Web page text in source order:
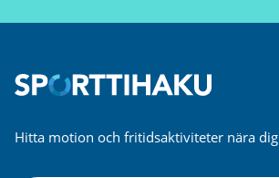
Hitta motion och fritidsaktiviteter nära dig